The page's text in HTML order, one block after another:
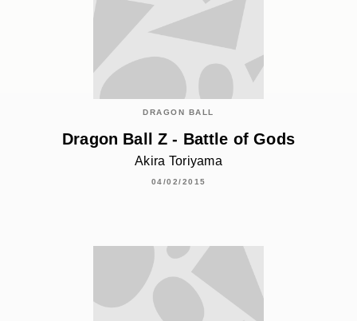
DRAGON BALL
Dragon Ball Z - Battle of Gods
Akira Toriyama
04/02/2015